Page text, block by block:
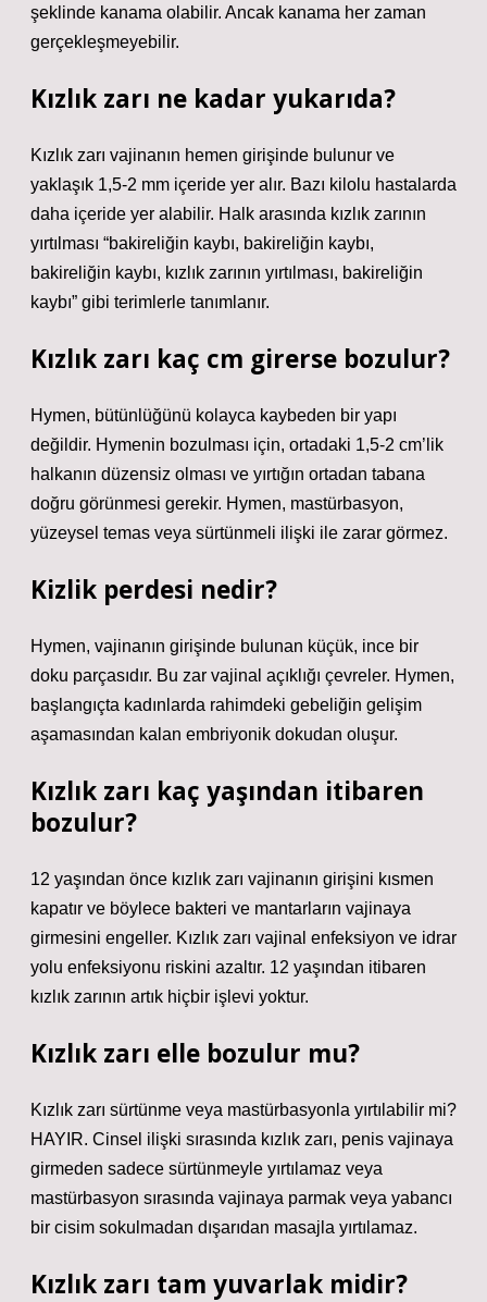
şeklinde kanama olabilir. Ancak kanama her zaman
gerçekleşmeyebilir.
Kızlık zarı ne kadar yukarıda?
Kızlık zarı vajinanın hemen girişinde bulunur ve
yaklaşık 1,5-2 mm içeride yer alır. Bazı kilolu hastalarda
daha içeride yer alabilir. Halk arasında kızlık zarının
yırtılması “bakireliğin kaybı, bakireliğin kaybı,
bakireliğin kaybı, kızlık zarının yırtılması, bakireliğin
kaybı” gibi terimlerle tanımlanır.
Kızlık zarı kaç cm girerse bozulur?
Hymen, bütünlüğünü kolayca kaybeden bir yapı
değildir. Hymenin bozulması için, ortadaki 1,5-2 cm’lik
halkanın düzensiz olması ve yırtığın ortadan tabana
doğru görünmesi gerekir. Hymen, mastürbasyon,
yüzeysel temas veya sürtünmeli ilişki ile zarar görmez.
Kizlik perdesi nedir?
Hymen, vajinanın girişinde bulunan küçük, ince bir
doku parçasıdır. Bu zar vajinal açıklığı çevreler. Hymen,
başlangıçta kadınlarda rahimdeki gebeliğin gelişim
aşamasından kalan embriyonik dokudan oluşur.
Kızlık zarı kaç yaşından itibaren
bozulur?
12 yaşından önce kızlık zarı vajinanın girişini kısmen
kapatır ve böylece bakteri ve mantarların vajinaya
girmesini engeller. Kızlık zarı vajinal enfeksiyon ve idrar
yolu enfeksiyonu riskini azaltır. 12 yaşından itibaren
kızlık zarının artık hiçbir işlevi yoktur.
Kızlık zarı elle bozulur mu?
Kızlık zarı sürtünme veya mastürbasyonla yırtılabilir mi?
HAYIR. Cinsel ilişki sırasında kızlık zarı, penis vajinaya
girmeden sadece sürtünmeyle yırtılamaz veya
mastürbasyon sırasında vajinaya parmak veya yabancı
bir cisim sokulmadan dışarıdan masajla yırtılamaz.
Kızlık zarı tam yuvarlak midir?